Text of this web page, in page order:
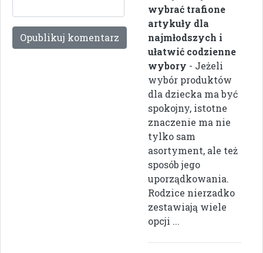
wybrać trafione
artykuły dla
najmłodszych i
ułatwić codzienne
wybory - Jeżeli
wybór produktów
dla dziecka ma być
spokojny, istotne
znaczenie ma nie
tylko sam
asortyment, ale też
sposób jego
uporządkowania.
Rodzice nierzadko
zestawiają wiele
opcji ...